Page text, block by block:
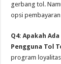
gerbang tol.
opsi
Q4: Apakah
Pengguna Tol
program